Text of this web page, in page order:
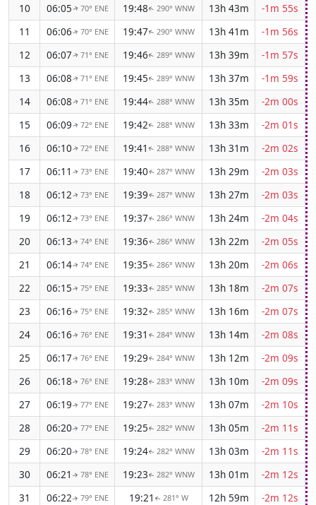
10
06:05↑ 70° ENE 19:48↑ 290° WNW 13h 43m
-1m 55s
11
06:06↑ 70° ENE 19:47↑ 290° WNW 13h 41m
-1m 56s
12
06:07↑ 71° ENE 19:46↑ 289° WNW 13h 39m
-1m 57s
13
06:08↑ 71° ENE 19:45↑ 289° WNW 13h 37m
-1m 59s
14
06:08↑ 71° ENE 19:44↑ 288° WNW 13h 35m
-2m 00s
15
06:09↑ 72° ENE 19:42↑ 288° WNW 13h 33m
-2m 01s
16
06:10↑ 72° ENE 19:41 ↑ 288° WNW 13h 31m
-2m 02s
17
06:11 ↑ 73° ENE 19:40↑ 287° WNW 13h 29m
-2m 03s
18
06:12↑ 73° ENE 19:39↑ 287° WNW 13h 27m
-2m 03s
19
06:12↑ 73° ENE 19:37↑ 286° WNW 13h 24m
-2m 04s
20
06:13↑ 74° ENE 19:36↑ 286° WNW 13h 22m
-2m 05s
21
06:14↑ 74° ENE 19:35↑ 286° WNW 13h 20m
-2m 06s
22
06:15↑ 75° ENE 19:33↑ 285° WNW 13h 18m
-2m 07s
23
06:16↑ 75° ENE 19:32↑ 285° WNW 13h 16m
-2m 07s
24
06:16↑ 76° ENE 19:31 ↑ 284° WNW 13h 14m
-2m 08s
25
06:17↑ 76° ENE 19:29↑ 284° WNW 13h 12m
-2m 09s
26
06:18↑ 76° ENE 19:28↑ 283° WNW 13h 10m
-2m 09s
27
06:19↑ 77° ENE 19:27↑ 283° WNW 13h 07m
-2m 10s
28
06:20↑ 77° ENE 19:25↑ 282° WNW 13h 05m
-2m 11s
29
06:20↑ 78° ENE 19:24↑ 282° WNW 13h 03m
-2m 11s
30
06:21 ↑ 78° ENE 19:23↑ 282° WNW 13h 01m
-2m 12s
31
06:22↑ 79° ENE 19:21 ↑ 281° W 12h 59m -2m 12s